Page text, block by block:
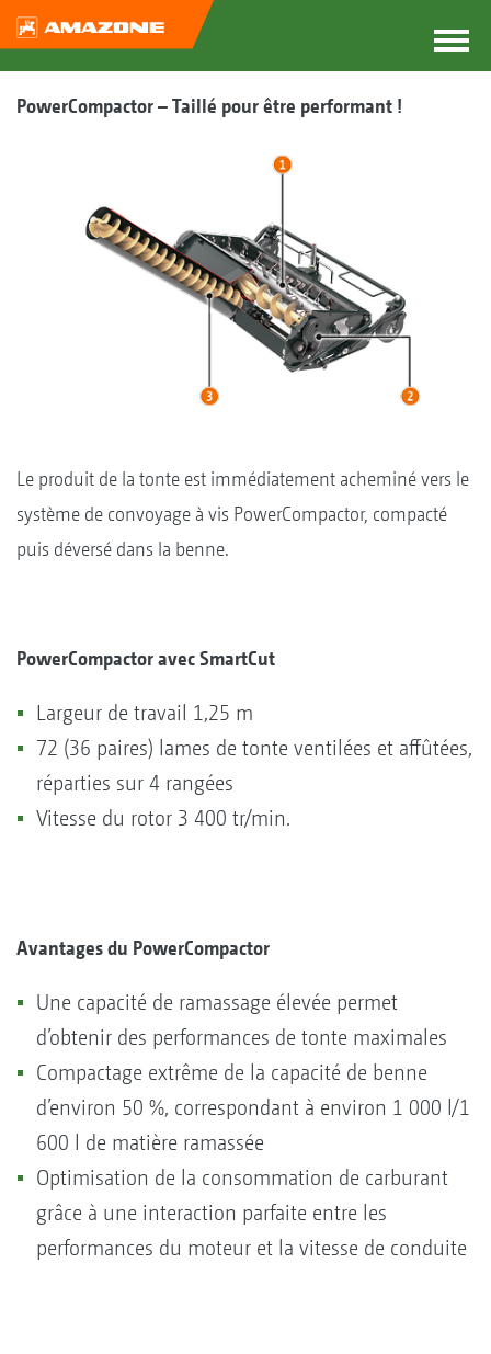
PowerCompactor – Taillé pour être performant !
Le produit de la tonte est immédiatement acheminé vers le
système de convoyage à vis PowerCompactor, compacté
puis déversé dans la benne.
PowerCompactor avec SmartCut
Largeur de travail 1,25 m
72 (36 paires) lames de tonte ventilées et affûtées,
réparties sur 4 rangées
Vitesse du rotor 3 400 tr/min.
Avantages du PowerCompactor
Une capacité de ramassage élevée permet
d’obtenir des performances de tonte maximales
Compactage extrême de la capacité de benne
d’environ 50 %, correspondant à environ 1 000 l/1
600 l de matière ramassée
Optimisation de la consommation de carburant
grâce à une interaction parfaite entre les
performances du moteur et la vitesse de conduite